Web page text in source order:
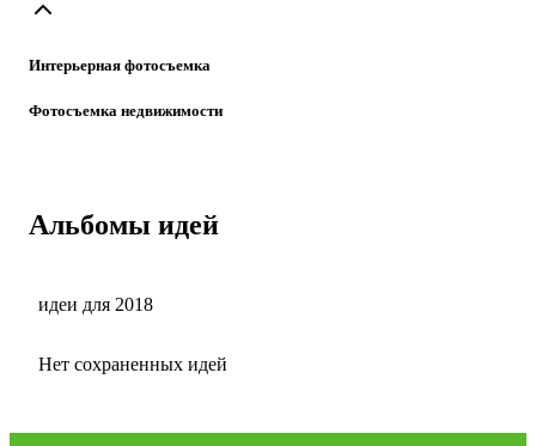
Интерьерная фотосъемка
Фотосъемка недвижимости
Альбомы идей
идеи для 2018
Нет сохраненных идей